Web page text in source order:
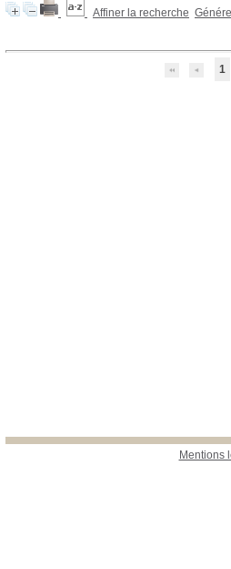
Affiner la recherche
1
Mentions